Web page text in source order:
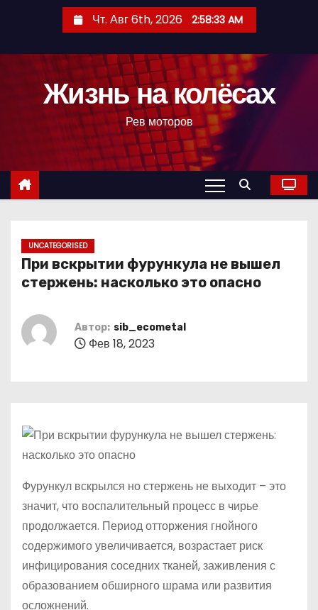
с
Чт. Авг 6th, 2026 2:58:35 AM
Жизнь на колёсах
Рев моторов
UNCATEGORISED
При вскрытии фурункула не вышел
стержень: насколько это опасно
Автор: sib_ecometal
Фев 18, 2023
Фурункул вскрылся но стержень не выходит – это
значит, что воспалительный процесс в чирье
продолжается. Период отторжения гнойного
содержимого увеличивается, возрастает риск
инфицирования соседних тканей, заживления с
образованием обширного шрама или развития
осложнений.